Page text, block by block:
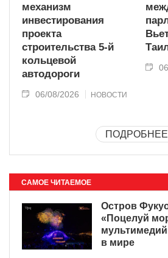
механизм
инвестирования
проекта
строительства 5-й
кольцевой
автодороги
06/08/2026 НОВОСТИ
ПОДРОБНЕЕ
САМОЕ ЧИТАЕМОЕ
Остров
«Поцелуй
в мире